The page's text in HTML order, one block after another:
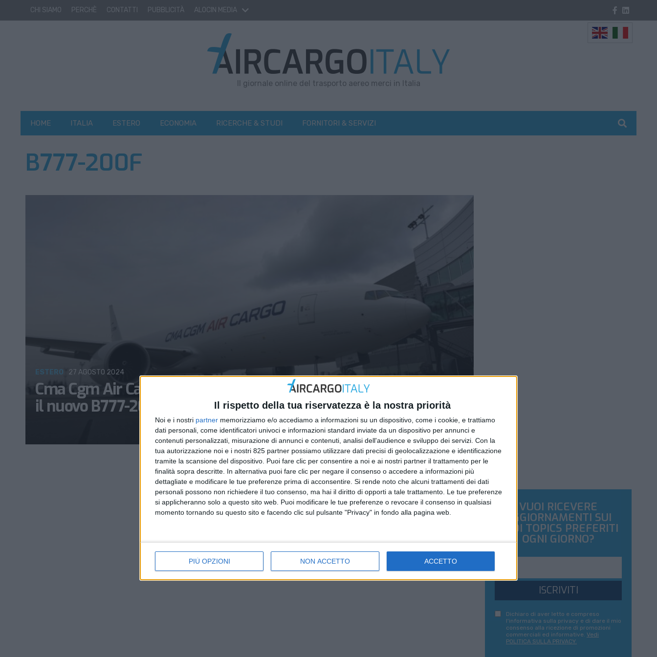
Il rispetto della tua riservatezza è la nostra priorità
Noi e i nostri partner memorizziamo e/o accediamo a informazioni su un dispositivo, come i cookie, e trattiamo
dati personali, come identificatori univoci e informazioni standard inviate da un dispositivo per annunci e
contenuti personalizzati, misurazione di annunci e contenuti, analisi dell'audience e sviluppo dei servizi. Con la
tua autorizzazione noi e i nostri 825 partner possiamo utilizzare dati precisi di geolocalizzazione e identificazione
tramite la scansione del dispositivo. Puoi fare clic per consentire a noi e ai nostri partner il trattamento per le
finalità sopra descritte. In alternativa puoi fare clic per negare il consenso o accedere a informazioni più
dettagliate e modificare le tue preferenze prima di acconsentire. Si rende noto che alcuni trattamenti dei dati
personali possono non richiedere il tuo consenso, ma hai il diritto di opporti a tale trattamento. Le tue preferenze
si applicheranno solo a questo sito web. Puoi modificare le tue preferenze o revocare il consenso in qualsiasi
momento tornando su questo sito e facendo clic sul pulsante "Privacy" in fondo alla pagina web.
PIÙ OPZIONI NON ACCETTO ACCETTO
CHI SIAMO PERCHÈ CONTATTI PUBBLICITÀ ALOCIN MEDIA
Il giornale online del trasporto aereo merci in Italia
HOME ITALIA ESTERO ECONOMIA RICERCHE & STUDI FORNITORI & SERVIZI
B777-200F
Cma Cgm Air Cargo ha avviato il primo servizio transpacifico con
il nuovo B777-200F
ESTERO 27 AGOSTO 2024
VUOI RICEVERE
AGGIORNAMENTI SUI
TUOI TOPICS PREFERITI
OGNI GIORNO?
ISCRIVITI
Dichiaro di aver letto e compreso
l'informativa sulla privacy e di dare il mio
consenso alla ricezione di promozioni
commerciali ed informative. Vedi
POLITICA SULLA PRIVACY.